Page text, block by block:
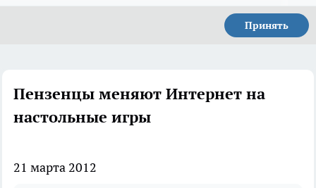
Принять
Пензенцы меняют Интернет на
настольные игры
21 марта 2012